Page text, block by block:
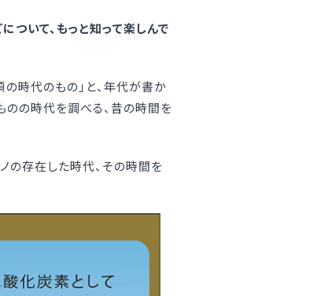
いて、もっと知って楽しんで
時代のもの」と、年代が書か
のの時代を調べる、昔の時間を
の存在した時代、その時間を